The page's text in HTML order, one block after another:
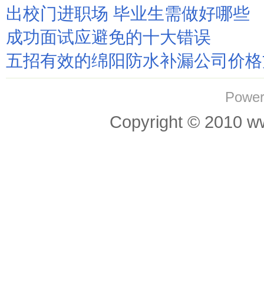
出校门进职场 毕业生需做好哪些
成功面试应避免的十大错误
五招有效的绵阳防水补漏公司价
Copyright © 2010